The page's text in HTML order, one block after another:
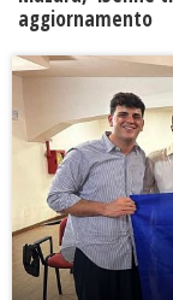
aggiornamento